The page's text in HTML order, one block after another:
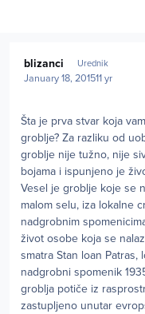
blizanci Urednik
January 18, 201511 yr
Šta je prva stvar koja
groblje? Za razliku od
groblje nije tužno, nije
bojama i ispunjeno je
Vesel je groblje koje se
malom selu, iza lokalne
nadgrobnim
život osobe koja se
smatra Stan loan
nadgrobni spomenik
groblja potiče iz
zastupljeno unutar